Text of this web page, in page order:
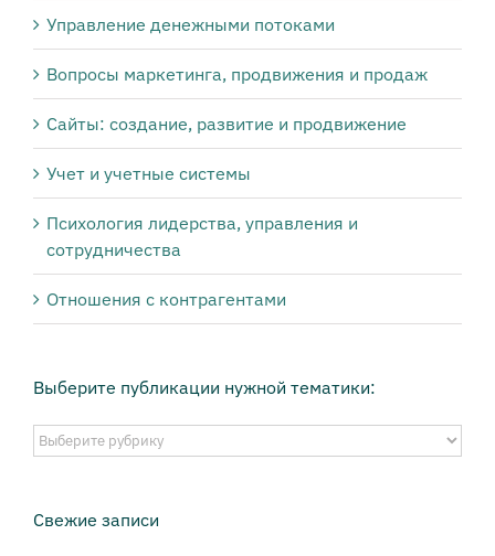
Управление денежными потоками
Вопросы маркетинга, продвижения и продаж
Сайты: создание, развитие и продвижение
Учет и учетные системы
Психология лидерства, управления и
сотрудничества
Отношения с контрагентами
Выберите публикации нужной тематики:
Выберите
публикации
тематики:
Свежие записи